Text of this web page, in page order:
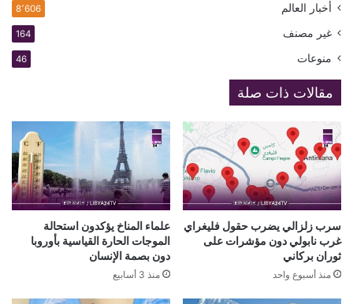
أخبار العالم 8٬606
غير مصنف 164
منوعات 46
مقالات ذات صلة
سرب زلزالي يضرب حقول فليغراي
غرب نابولي دون مؤشرات على
ثوران بركاني
منذ أسبوع واحد
علماء المناخ يؤكدون استحالة
الموجات الحارة القياسية بأوروبا
دون بصمة الإنسان
منذ 3 أسابيع